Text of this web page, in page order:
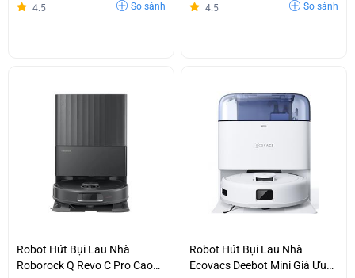
4.5 So sánh 4.5 So sánh
Robot Hút Bụi Lau Nhà
Roborock Q Revo C Pro Cao
Robot Hút Bụi Lau Nhà
Ecovacs Deebot Mini Giá Ưu